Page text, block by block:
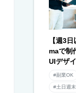
【週3
maで制
UIデザ
#副業OK
#土日週